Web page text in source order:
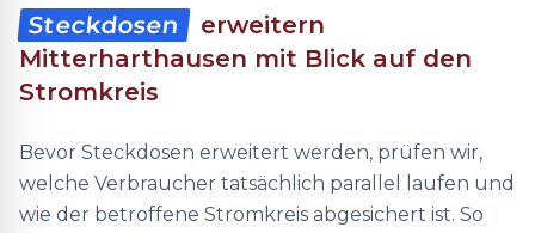
Steckdosen
erweitern
Mitterharthausen mit Blick auf den
Stromkreis
Bevor Steckdosen erweitert werden, prüfen wir,
welche Verbraucher tatsächlich parallel laufen und
wie der betroffene Stromkreis abgesichert ist. So